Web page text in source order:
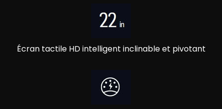
Écran tactile HD intelligent inclinable et pivotant